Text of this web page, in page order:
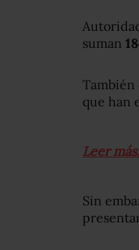
suman
También
que han
Leer
Sin